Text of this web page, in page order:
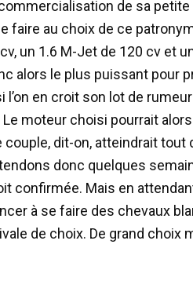
de sa
faire au choix de ce
un 1.6 M-Jet de 120 cv et
alors le plus puissant pour
l’on en croit son lot de
Le moteur choisi pourrait
couple, dit-on, atteindrait tout
donc quelques
confirmée. Mais en
à se faire des chevaux
de choix. De grand choix